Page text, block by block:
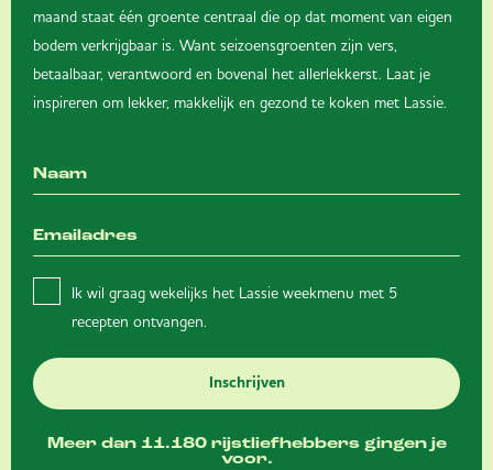
maand staat één groente centraal die op dat moment van eigen
bodem verkrijgbaar is. Want seizoensgroenten zijn vers,
betaalbaar, verantwoord en bovenal het allerlekkerst. Laat je
inspireren om lekker, makkelijk en gezond te koken met Lassie.
Ik wil graag wekelijks het Lassie weekmenu met 5
recepten ontvangen.
Inschrijven
Meer dan 11.180 rijstliefhebbers gingen je
voor.